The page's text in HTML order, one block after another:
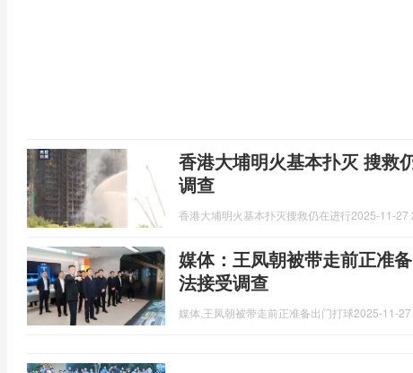
香港大埔明火基本扑灭 搜救
调查
香港大埔明火基本扑灭搜救仍在进行2025-11-27
媒体：王凤朝被带走前正准
法接受调查
媒体,王凤朝被带走前正准备出门打球2025-11-